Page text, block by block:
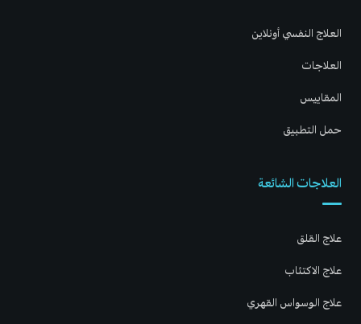
العلاج النفسي أونلاين
العلاجات
المقاييس
حمل التطبيق
العلاجات الشائعة
علاج القلق
علاج الاكتئاب
علاج الوسواس القهري